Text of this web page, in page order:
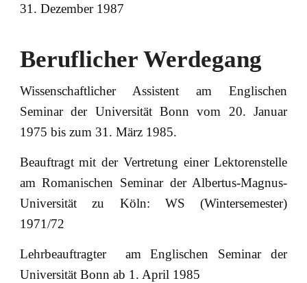
31. Dezember 1987
Beruflicher Werdegang
Wissenschaftlicher Assistent am Englischen
Seminar der Universität Bonn vom 20. Januar
1975 bis zum 31. März 1985.
Beauftragt mit der Vertretung einer Lektorenstelle
am Romanischen Seminar der Albertus-Magnus-
Universität zu Köln: WS (Wintersemester)
1971/72
Lehrbeauftragter am Englischen Seminar der
Universität Bonn ab 1. April 1985